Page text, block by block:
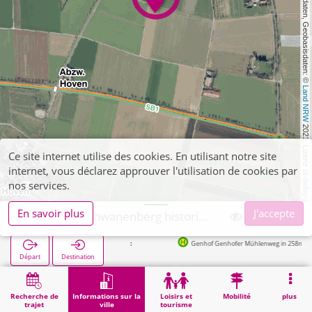
, Kartendaten, Geobasisdaten: ©
Land NRW
2021, Lizenz
dl-de/by-2-0
Recherche de
trajet
Informations sur la
ville
Loisirs et
tourisme
Mobilité plus
Départ Destination
Genhof Genhofer Mühlenweg in 258m
Démarrage Informations sur la ville
Erkelenz, Schwanenberg historischer jüd. Friedhof
Ce site internet utilise des cookies. En utilisant notre site
internet, vous déclarez approuver l'utilisation de cookies par
nos services.
En savoir plus
J'accepte